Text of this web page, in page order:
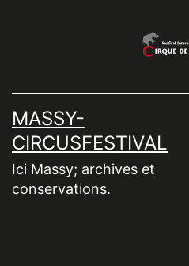
MASSY-
CIRCUSFESTIVAL
Ici Massy; archives et
conservations.